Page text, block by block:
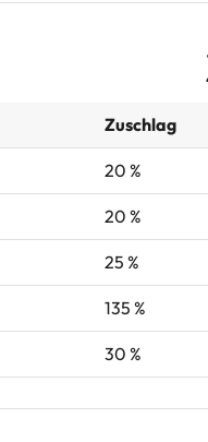
Zuschlag
20 %
20 %
25 %
135 %
30 %